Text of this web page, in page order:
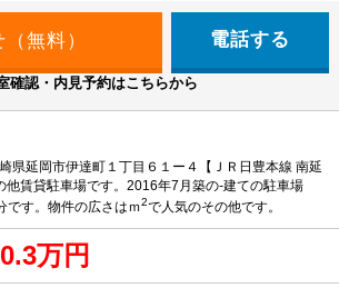
電話する
確認・内見予約はこちらから
県延岡市伊達町１丁目６１ー４【ＪＲ日豊本線 南延
他賃貸駐車場です。2016年7月築の-建ての駐車場
です。物件の広さはｍ2で人気のその他です。
0.3万円